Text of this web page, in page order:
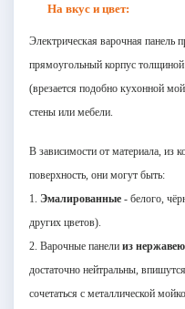
На вкус и цвет:
Электрическая варочная панель
прямоугольный корпус
(врезается подобно кухонной
стены или мебели.
В зависимости от материала, из
поверхность, они могут быть:
1. Эмалированные - белого,
других цветов).
2. Варочные панели из
достаточно нейтральны,
сочетаться с металлической